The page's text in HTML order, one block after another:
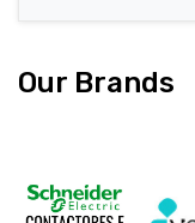
Our Brands